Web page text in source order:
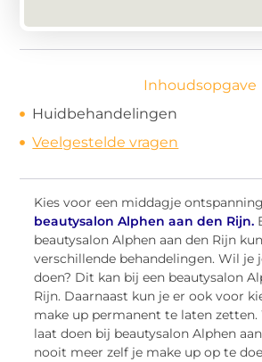
Inhoudsopgave
Huidbehandelingen
Veelgestelde vragen
Kies voor een middagje
beautysalon Alphen aan den Rijn.
beautysalon Alphen aan den Rijn
verschillende behandelingen. Wil je
doen? Dit kan bij een beautysalon
Rijn. Daarnaast kun je er ook voor
make up permanent te laten zetten.
laat doen bij beautysalon Alphen
nooit meer zelf je make up op te